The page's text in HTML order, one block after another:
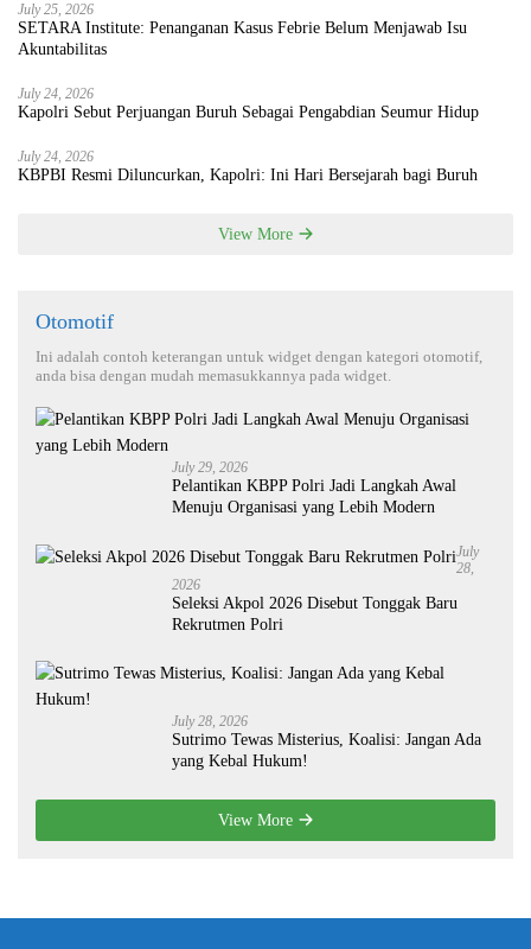
July 25, 2026
SETARA Institute: Penanganan Kasus Febrie Belum Menjawab Isu
Akuntabilitas
July 24, 2026
Kapolri Sebut Perjuangan Buruh Sebagai Pengabdian Seumur Hidup
July 24, 2026
KBPBI Resmi Diluncurkan, Kapolri: Ini Hari Bersejarah bagi Buruh
View More
Otomotif
Ini adalah contoh keterangan untuk widget dengan kategori otomotif,
anda bisa dengan mudah memasukkannya pada widget.
July 29, 2026
Pelantikan KBPP Polri Jadi Langkah Awal
Menuju Organisasi yang Lebih Modern
July
28,
2026
Seleksi Akpol 2026 Disebut Tonggak Baru
Rekrutmen Polri
July 28, 2026
Sutrimo Tewas Misterius, Koalisi: Jangan Ada
yang Kebal Hukum!
View More